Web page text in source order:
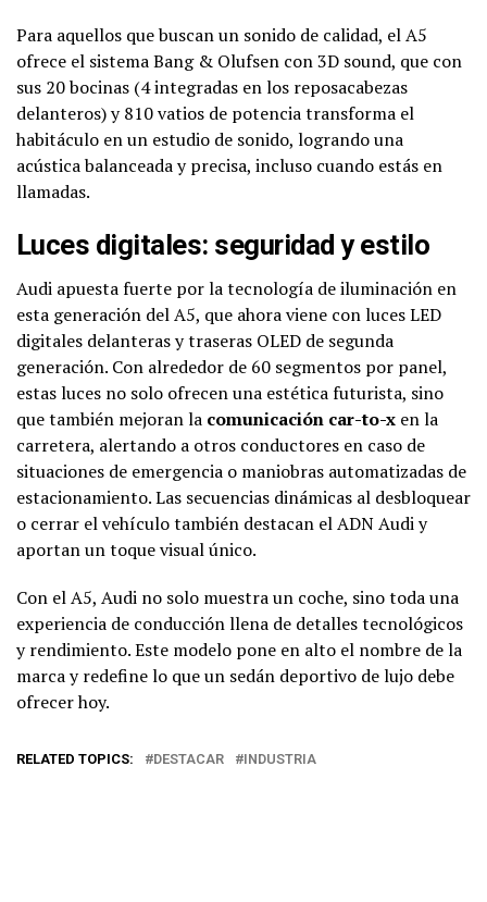
Para aquellos que buscan un sonido de calidad, el A5
ofrece el sistema Bang & Olufsen con 3D sound, que con
sus 20 bocinas (4 integradas en los reposacabezas
delanteros) y 810 vatios de potencia transforma el
habitáculo en un estudio de sonido, logrando una
acústica balanceada y precisa, incluso cuando estás en
llamadas.
Luces digitales: seguridad y estilo
Audi apuesta fuerte por la tecnología de iluminación en
esta generación del A5, que ahora viene con luces LED
digitales delanteras y traseras OLED de segunda
generación. Con alrededor de 60 segmentos por panel,
estas luces no solo ofrecen una estética futurista, sino
que también mejoran la comunicación car-to-x en la
carretera, alertando a otros conductores en caso de
situaciones de emergencia o maniobras automatizadas de
estacionamiento. Las secuencias dinámicas al desbloquear
o cerrar el vehículo también destacan el ADN Audi y
aportan un toque visual único.
Con el A5, Audi no solo muestra un coche, sino toda una
experiencia de conducción llena de detalles tecnológicos
y rendimiento. Este modelo pone en alto el nombre de la
marca y redefine lo que un sedán deportivo de lujo debe
ofrecer hoy.
RELATED TOPICS: DESTACAR INDUSTRIA